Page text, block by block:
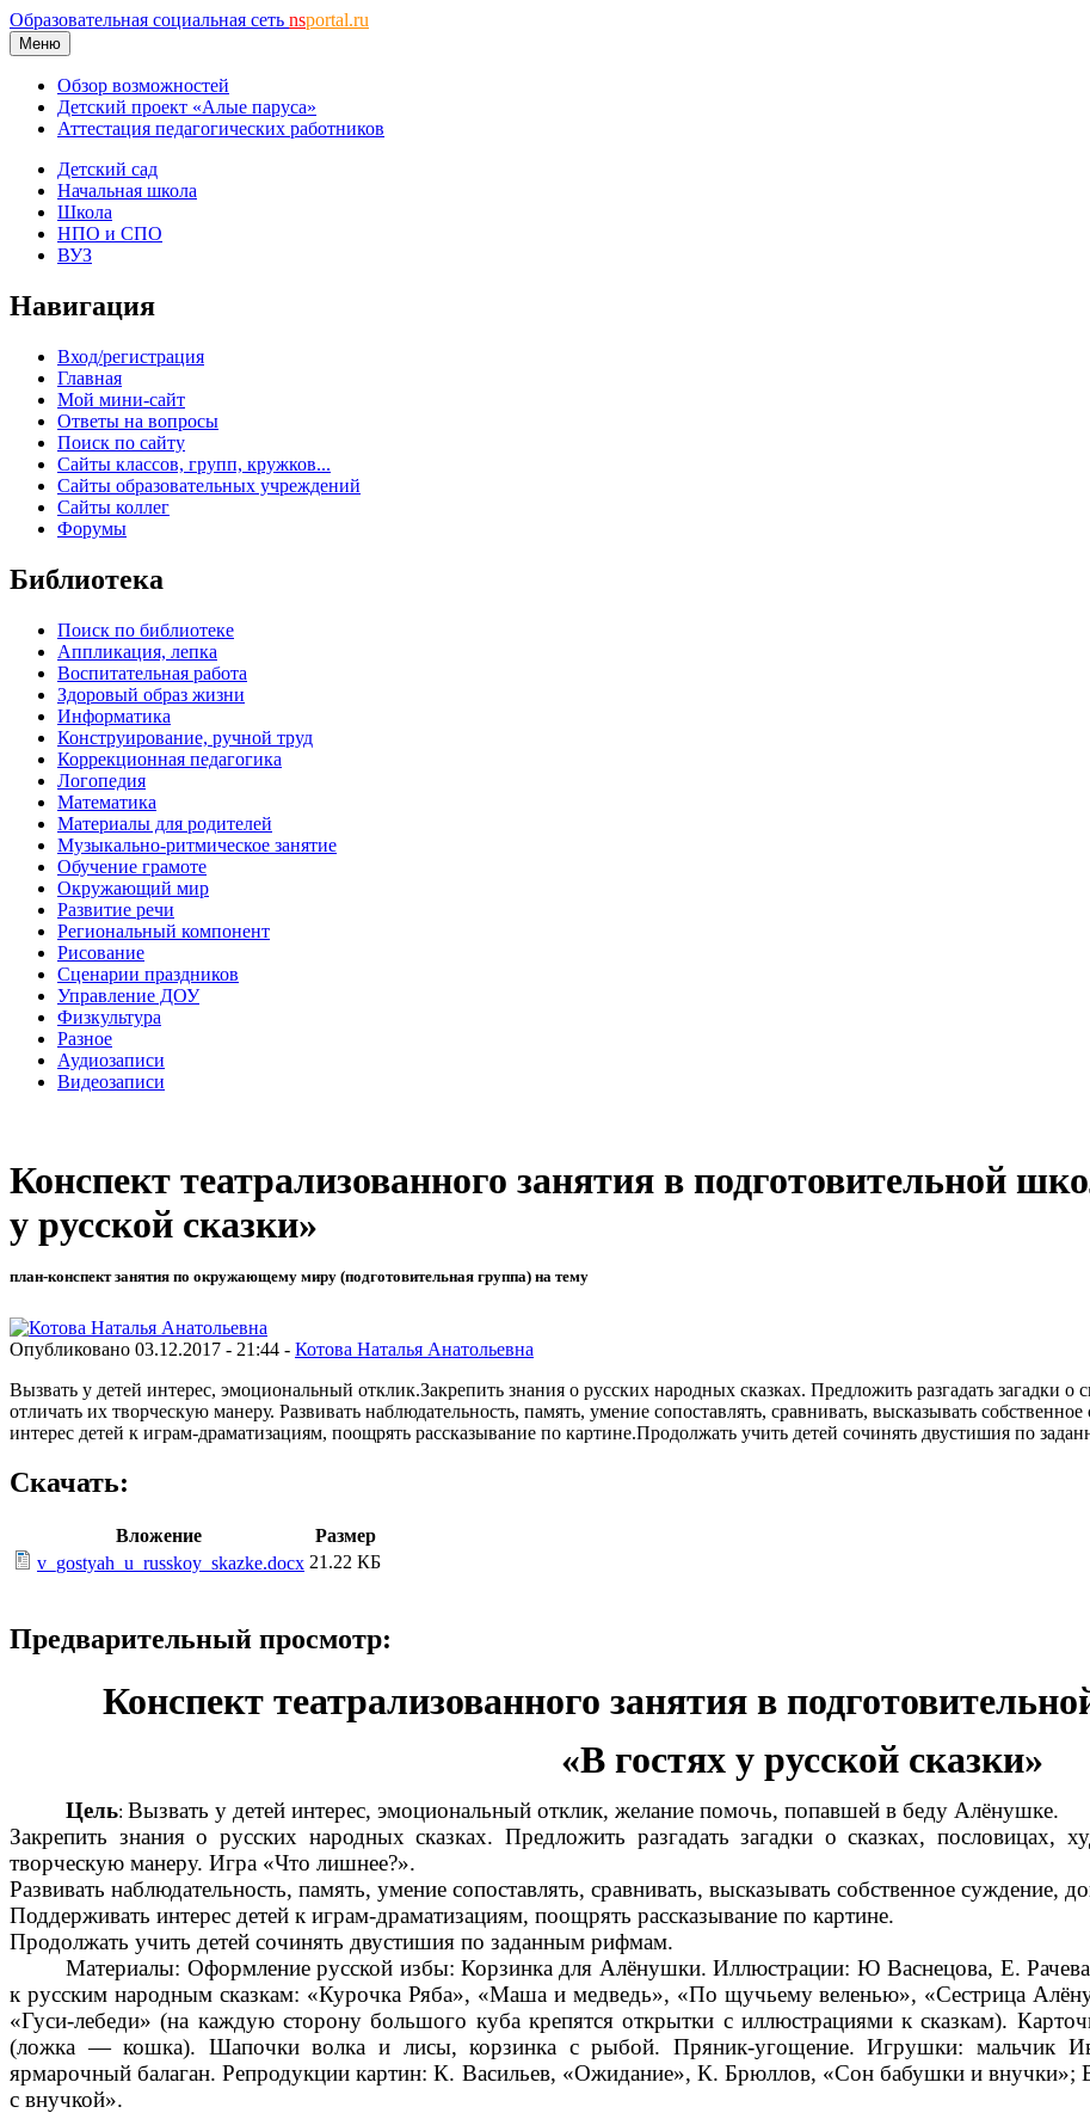
Образовательная социальная сеть nsportal.ru
Меню
Обзор возможностей
Детский проект «Алые паруса»
Аттестация педагогических работников
Детский сад
Начальная школа
Школа
НПО и СПО
ВУЗ
Навигация
Вход/регистрация
Главная
Мой мини-сайт
Ответы на вопросы
Поиск по сайту
Сайты классов, групп, кружков...
Сайты образовательных учреждений
Сайты коллег
Форумы
Библиотека
Поиск по библиотеке
Аппликация, лепка
Воспитательная работа
Здоровый образ жизни
Информатика
Конструирование, ручной труд
Коррекционная педагогика
Логопедия
Математика
Материалы для родителей
Музыкально-ритмическое занятие
Обучение грамоте
Окружающий мир
Развитие речи
Региональный компонент
Рисование
Сценарии праздников
Управление ДОУ
Физкультура
Разное
Аудиозаписи
Видеозаписи
Конспект театрализованного занятия в подготовительной
у русской сказки»
план-конспект занятия по окружающему миру (подготовительная группа) на тему
Опубликовано 03.12.2017 - 21:44 - Котова Наталья Анатольевна
Вызвать у детей интерес, эмоциональный отклик.Закрепить знания о русских народных сказках. Предложить разгадать загадки
отличать их творческую манеру. Развивать наблюдательность, память, умение сопоставлять, сравнивать, высказывать
интерес детей к играм-драматизациям, поощрять рассказывание по картине.Продолжать учить детей сочинять двустишия по
Скачать:
Вложение
Размер
v_gostyah_u_russkoy_skazke.docx 21.22 КБ
Предварительный просмотр:
Конспект театрализованного занятия в
«В гостях у русской сказки»
Цель: Вызвать у детей интерес, эмоциональный отклик, желание помочь, попавшей в беду Алёнушке.
Закрепить знания о русских народных сказках. Предложить разгадать загадки о сказках,
творческую манеру. Игра «Что лишнее?».
Развивать наблюдательность, память, умение сопоставлять, сравнивать, высказывать собственное суждение,
Поддерживать интерес детей к играм-драматизациям, поощрять рассказывание по картине.
Продолжать учить детей сочинять двустишия по заданным рифмам.
Материалы: Оформление русской избы: Корзинка для Алёнушки. Иллюстрации: Ю Васнецова, Е.
к русским народным сказкам: «Курочка Ряба», «Маша и медведь», «По щучьему веленью», «Сестрица
«Гуси-лебеди» (на каждую сторону большого куба крепятся открытки с иллюстрациями к сказкам).
(ложка — кошка). Шапочки волка и лисы, корзинка с рыбой. Пряник-угощение. Игрушки: мальчик
ярмарочный балаган. Репродукции картин: К. Васильев, «Ожидание», К. Брюллов, «Сон бабушки и
с внучкой».